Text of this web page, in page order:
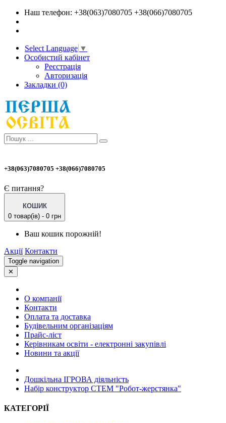
Наш телефон: +38(063)7080705 +38(066)7080705
Select Language ▼
Особистий кабінет
Реєстрація
Авторизація
Закладки (0)
+38(063)7080705 +38(066)7080705
Є питання?
КОШИК
0 товар(ів) - 0 грн
Ваш кошик порожній!
Акції Контакти
Toggle navigation
✕
О компанії
Контакти
Оплата та доставка
Будівельним організаціям
Прайс-ліст
Керівникам освіти - електронні закупівлі
Новини та акції
Дошкільна ІГРОВА діяльність
Набір конструктор СТЕМ "Робот-жерстянка"
КАТЕГОРІЇ